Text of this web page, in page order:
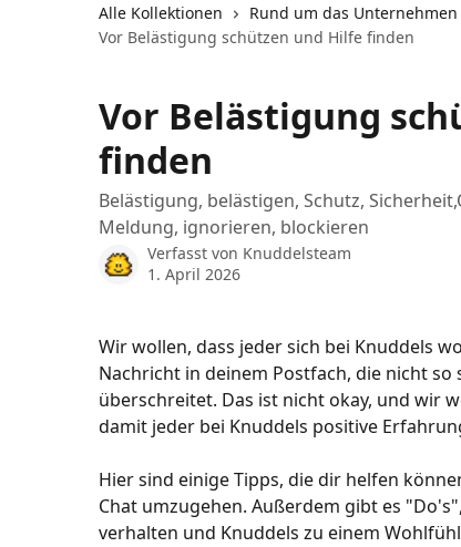
Alle Kollektionen Rund um das Unternehmen
Vor Belästigung schützen und Hilfe finden
Vor Belästigung
finden
Belästigung, belästigen, Schutz,
Meldung, ignorieren, blockieren
Verfasst von Knuddelsteam
1. April 2026
Wir wollen, dass jeder sich bei Knuddels
Nachricht in deinem Postfach, die nicht
überschreitet. Das ist nicht okay, und wir
damit jeder bei Knuddels positive
Hier sind einige Tipps, die dir helfen
Chat umzugehen. Außerdem gibt es
verhalten und Knuddels zu einem